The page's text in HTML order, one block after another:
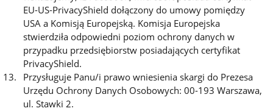
EU-US-PrivacyShield dołączony do umowy pomiędzy
USA a Komisją Europejską. Komisja Europejska
stwierdziła odpowiedni poziom ochrony danych w
przypadku przedsiębiorstw posiadających certyfikat
PrivacyShield.
Przysługuje Panu/i prawo wniesienia skargi do Prezesa
Urzędu Ochrony Danych Osobowych: 00-193 Warszawa,
ul. Stawki 2.